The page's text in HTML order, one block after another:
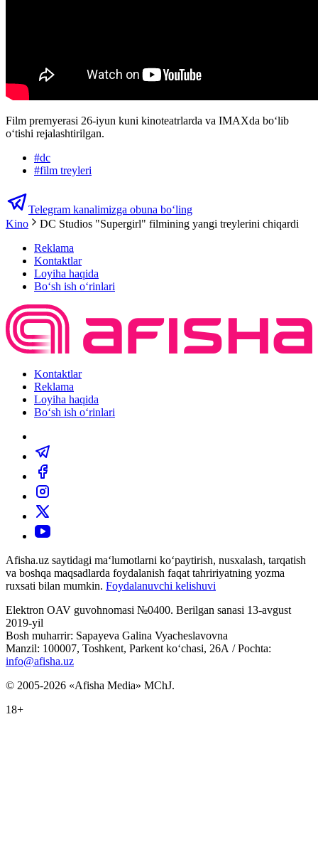
Film premyerasi 26-iyun kuni kinoteatrlarda va IMAXda boʻlib
oʻtishi rejalashtirilgan.
#dc
#film treyleri
Telegram kanalimizga obuna bo‘ling
Kino
DC Studios "Supergirl" filmining yangi treylerini chiqardi
Reklama
Kontaktlar
Loyiha haqida
Bo‘sh ish o‘rinlari
Kontaktlar
Reklama
Loyiha haqida
Bo‘sh ish o‘rinlari
Afisha.uz saytidagi ma‘lumotlarni ko‘paytirish, nusxalash, tarqatish
va boshqa maqsadlarda foydalanish faqat tahririyatning yozma
ruxsati bilan mumkin. Foydalanuvchi kelishuvi
Elektron OAV guvohnomasi №0400. Berilgan sanasi 13-avgust
2019-yil
Bosh muharrir: Sapayeva Galina Vyacheslavovna
Manzil: 100007, Toshkent, Parkent ko‘chasi, 26А / Pochta:
info@afisha.uz
© 2005-2026 «Afisha Media» MChJ.
18+